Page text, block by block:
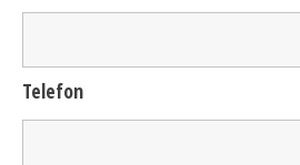
Telefon